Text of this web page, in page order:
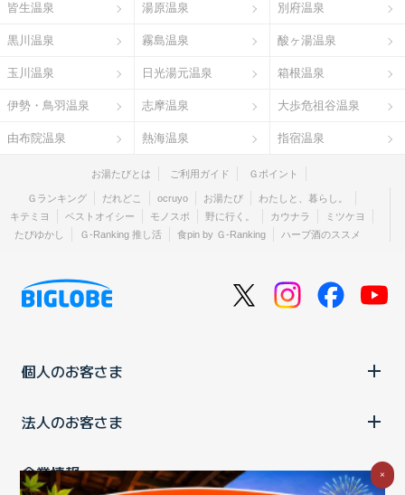
皆生温泉 湯原温泉 別府温泉
黒川温泉 霧島温泉 酸ヶ湯温泉
玉川温泉 日光湯元温泉 箱根温泉
伊勢・鳥羽温泉 志摩温泉 大歩危祖谷温泉
由布院温泉 熱海温泉 指宿温泉
お湯たびとは ご利用ガイド Ｇポイント
Ｇランキング だれどこ ocruyo お湯たび
わたしと、暮らし。
キテミヨ
ベストオイシー モノスポ 野に行く。 カウナラ
ミツケヨ
たびゆかし
Ｇ-Ranking 推し活 食pin by Ｇ-Ranking ハーブ酒のススメ
個人のお客さま
法人のお客さま
企業情報 ×